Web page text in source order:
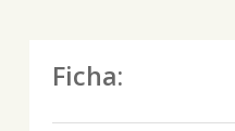
Ficha: